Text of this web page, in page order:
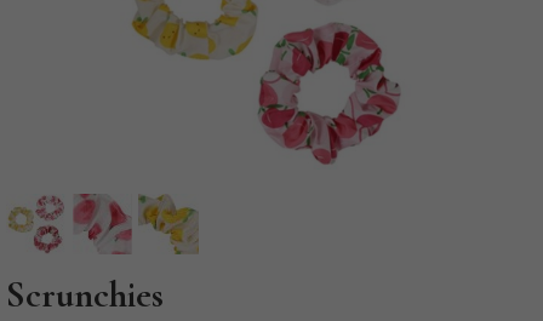
Scrunchies